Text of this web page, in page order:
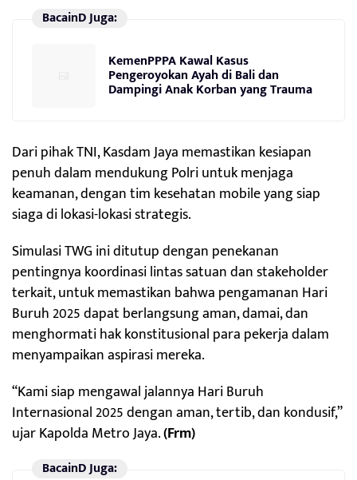
BacainD Juga:
KemenPPPA Kawal Kasus
Pengeroyokan Ayah di Bali dan
Dampingi Anak Korban yang Trauma
Dari pihak TNI, Kasdam Jaya memastikan kesiapan
penuh dalam mendukung Polri untuk menjaga
keamanan, dengan tim kesehatan mobile yang siap
siaga di lokasi-lokasi strategis.
Simulasi TWG ini ditutup dengan penekanan
pentingnya koordinasi lintas satuan dan stakeholder
terkait, untuk memastikan bahwa pengamanan Hari
Buruh 2025 dapat berlangsung aman, damai, dan
menghormati hak konstitusional para pekerja dalam
menyampaikan aspirasi mereka.
“Kami siap mengawal jalannya Hari Buruh
Internasional 2025 dengan aman, tertib, dan kondusif,”
ujar Kapolda Metro Jaya.(Frm)
BacainD Juga: